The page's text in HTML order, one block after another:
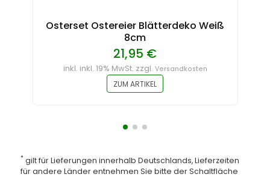
Osterset Ostereier Blätterdeko Weiß
8cm
21,95 €
inkl. inkl. 19% MwSt. zzgl. Versandkosten
ZUM ARTIKEL
*gilt für Lieferungen innerhalb Deutschlands, Lieferzeiten
für andere Länder entnehmen Sie bitte der Schaltfläche